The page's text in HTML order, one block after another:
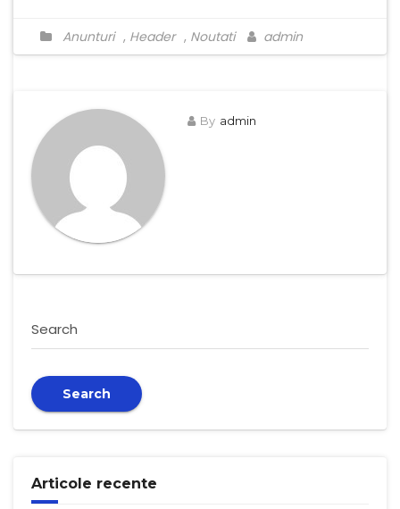
Anunturi , Header , Noutati admin
By admin
Search
Search
Articole recente